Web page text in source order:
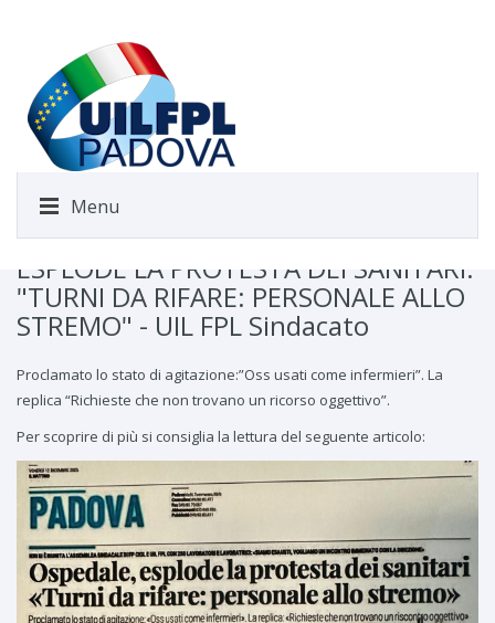
Menu
ESPLODE LA PROTESTA DEI SANITARI:
"TURNI DA RIFARE: PERSONALE ALLO
STREMO" - UIL FPL Sindacato
Proclamato lo stato di agitazione:”Oss usati come infermieri”. La
replica “Richieste che non trovano un ricorso oggettivo”.
Per scoprire di più si consiglia la lettura del seguente articolo: